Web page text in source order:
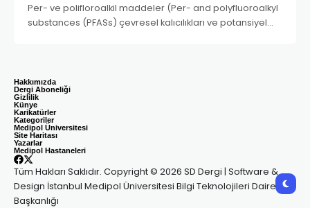
Per- ve polifloroalkil maddeler (Per- and polyfluoroalkyl
substances (PFASs) çevresel kalıcılıkları ve potansiyel
Hakkımızda
Dergi Aboneliği
Gizlilik
Künye
Karikatürler
Kategoriler
Medipol Üniversitesi
Site Haritası
Yazarlar
Medipol Hastaneleri
Tüm Hakları Saklıdır. Copyright © 2026 SD Dergi | Software &
Design İstanbul Medipol Üniversitesi Bilgi Teknolojileri Daire
Başkanlığı